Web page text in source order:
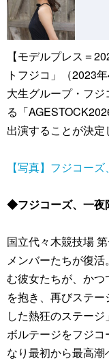
【モデルプレス＝
トフジコ」（2023
大生グループ・フ
る「
出演することが決定
【写真】フジコー
◆フジコーズ、一夜
国立代々木競技場
メンバーたちが復
む彼女たちが、かつ
を抱き、再びステ
した熱狂のステー
ボルテージをフジ
なり最初から最高潮